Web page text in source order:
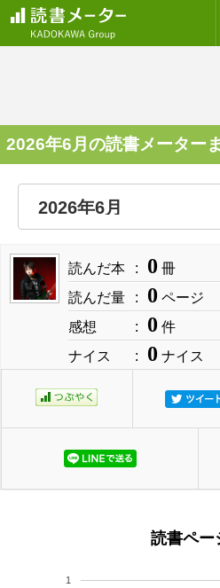
2026年6月の読書メーター
読んだ本 0 冊
読んだ量
0 ページ
感想
0 件
ナイス
0 ナイス
読書ペー
1